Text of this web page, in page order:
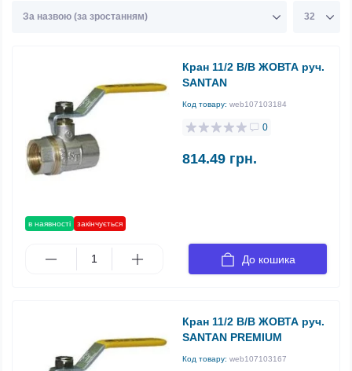
в наявності закінчується
Кран 11/2 В/В ЖОВТА руч.
SANTAN
Код товару: web107103184
0
814.49 грн.
До кошика
Кран 11/2 В/В ЖОВТА руч.
SANTAN PREMIUM
Код товару: web107103167